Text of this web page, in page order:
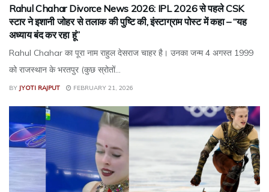
Rahul Chahar Divorce News 2026: IPL 2026 से पहले CSK
स्टार ने इशानी जोहर से तलाक की पुष्टि की, इंस्टाग्राम पोस्ट में कहा – “यह
अध्याय बंद कर रहा हूं”
Rahul Chahar का पूरा नाम राहुल देसराज चाहर है। उनका जन्म 4 अगस्त 1999
को राजस्थान के भरतपुर (कुछ स्रोतों...
BY JYOTI RAJPUT FEBRUARY 21, 2026